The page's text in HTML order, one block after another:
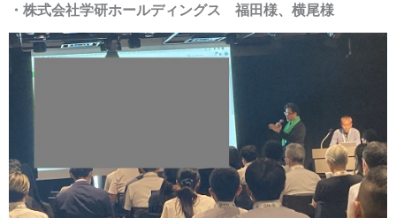
・株式会社学研ホールディングス 福田様、横尾様